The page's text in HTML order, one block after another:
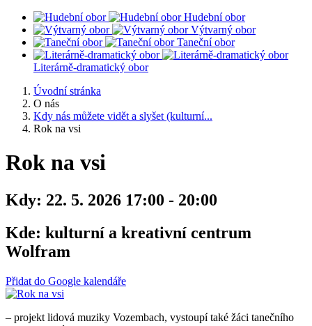
Hudební obor
Výtvarný obor
Taneční obor
Literárně-dramatický obor
Úvodní stránka
O nás
Kdy nás můžete vidět a slyšet (kulturní...
Rok na vsi
Rok na vsi
Kdy: 22. 5. 2026 17:00 - 20:00
Kde: kulturní a kreativní centrum
Wolfram
Přidat do Google kalendáře
– projekt lidová muziky Vozembach, vystoupí také žáci tanečního